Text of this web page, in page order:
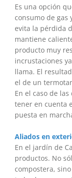
Es una opción
consumo de gas
evita la pérdida
mantiene
producto muy
incrustaciones
llama. El
el de un
En el caso de
tener en cuenta
puesta en
Aliados en
En el jardín de
productos. No
compostera,